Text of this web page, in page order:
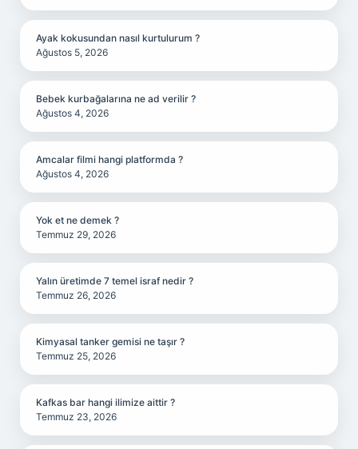
Ayak kokusundan nasıl kurtulurum ?
Ağustos 5, 2026
Bebek kurbağalarına ne ad verilir ?
Ağustos 4, 2026
Amcalar filmi hangi platformda ?
Ağustos 4, 2026
Yok et ne demek ?
Temmuz 29, 2026
Yalın üretimde 7 temel israf nedir ?
Temmuz 26, 2026
Kimyasal tanker gemisi ne taşır ?
Temmuz 25, 2026
Kafkas bar hangi ilimize aittir ?
Temmuz 23, 2026